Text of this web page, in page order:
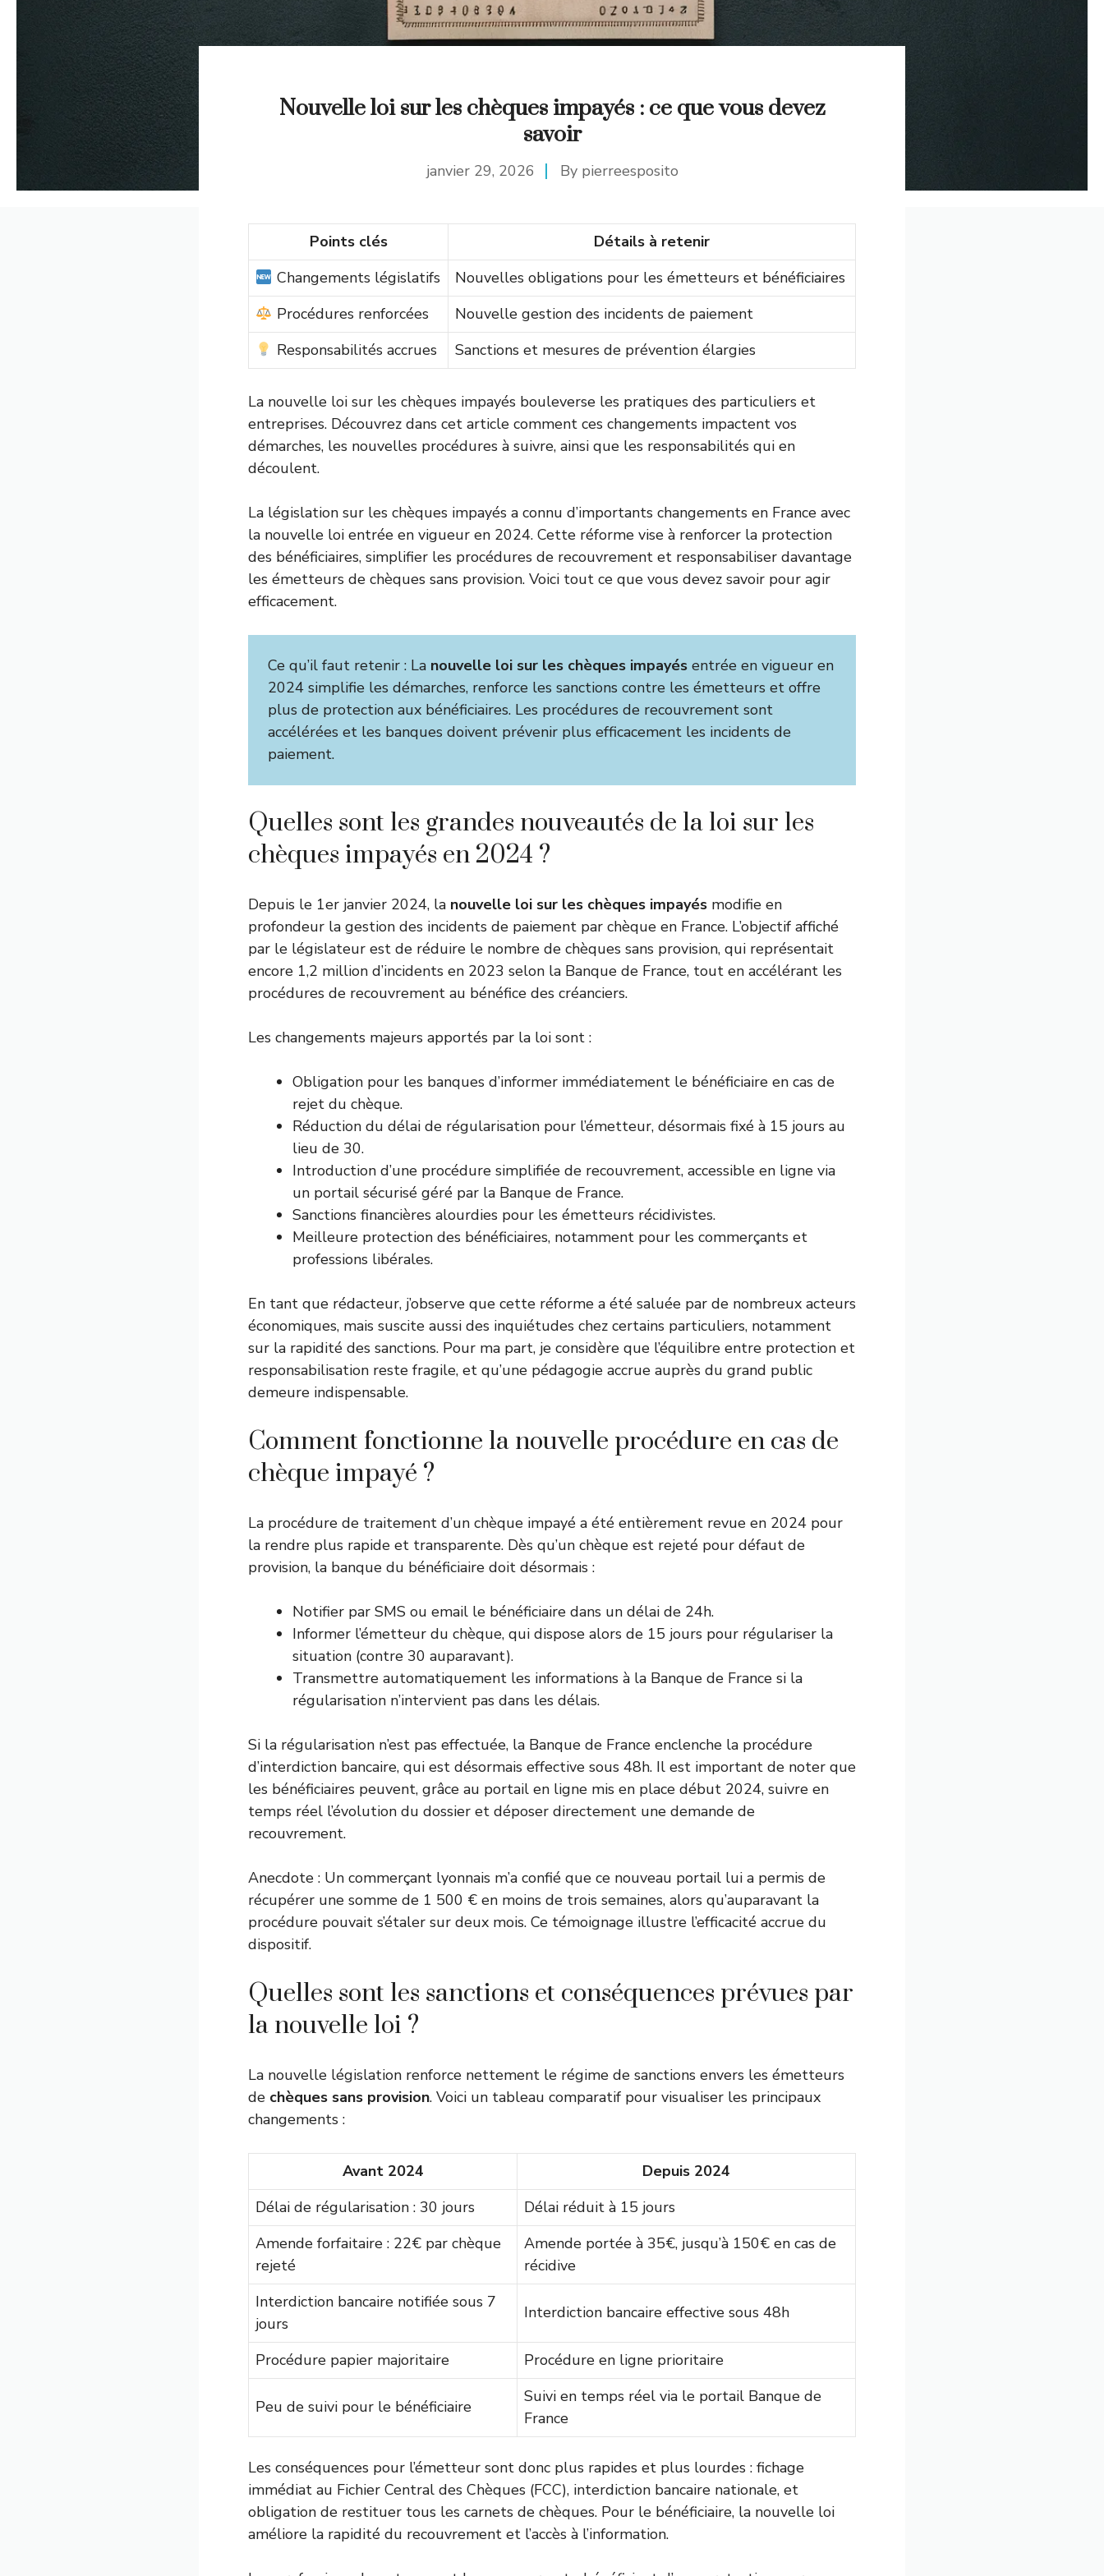
Nouvelle loi sur les chèques impayés : ce que vous devez
savoir
janvier 29, 2026 By pierreesposito
Points clés
Détails à retenir
Changements législatifs
Nouvelles obligations pour les émetteurs et bénéficiaires
Procédures renforcées
Nouvelle gestion des incidents de paiement
Responsabilités accrues
Sanctions et mesures de prévention élargies
La nouvelle loi sur les chèques impayés bouleverse les pratiques des particuliers et
entreprises. Découvrez dans cet article comment ces changements impactent vos
démarches, les nouvelles procédures à suivre, ainsi que les responsabilités qui en
découlent.
La législation sur les chèques impayés a connu d’importants changements en France avec
la nouvelle loi entrée en vigueur en 2024. Cette réforme vise à renforcer la protection
des bénéficiaires, simplifier les procédures de recouvrement et responsabiliser davantage
les émetteurs de chèques sans provision. Voici tout ce que vous devez savoir pour agir
efficacement.
Ce qu’il faut retenir : La nouvelle loi sur les chèques impayés entrée en vigueur en
2024 simplifie les démarches, renforce les sanctions contre les émetteurs et offre
plus de protection aux bénéficiaires. Les procédures de recouvrement sont
accélérées et les banques doivent prévenir plus efficacement les incidents de
paiement.
Quelles sont les grandes nouveautés de la loi sur les
chèques impayés en 2024 ?
Depuis le 1er janvier 2024, la nouvelle loi sur les chèques impayés modifie en
profondeur la gestion des incidents de paiement par chèque en France. L’objectif affiché
par le législateur est de réduire le nombre de chèques sans provision, qui représentait
encore 1,2 million d’incidents en 2023 selon la Banque de France, tout en accélérant les
procédures de recouvrement au bénéfice des créanciers.
Les changements majeurs apportés par la loi sont :
Obligation pour les banques d’informer immédiatement le bénéficiaire en cas de
rejet du chèque.
Réduction du délai de régularisation pour l’émetteur, désormais fixé à 15 jours au
lieu de 30.
Introduction d’une procédure simplifiée de recouvrement, accessible en ligne via
un portail sécurisé géré par la Banque de France.
Sanctions financières alourdies pour les émetteurs récidivistes.
Meilleure protection des bénéficiaires, notamment pour les commerçants et
professions libérales.
En tant que rédacteur, j’observe que cette réforme a été saluée par de nombreux acteurs
économiques, mais suscite aussi des inquiétudes chez certains particuliers, notamment
sur la rapidité des sanctions. Pour ma part, je considère que l’équilibre entre protection et
responsabilisation reste fragile, et qu’une pédagogie accrue auprès du grand public
demeure indispensable.
Comment fonctionne la nouvelle procédure en cas de
chèque impayé ?
La procédure de traitement d’un chèque impayé a été entièrement revue en 2024 pour
la rendre plus rapide et transparente. Dès qu’un chèque est rejeté pour défaut de
provision, la banque du bénéficiaire doit désormais :
Notifier par SMS ou email le bénéficiaire dans un délai de 24h.
Informer l’émetteur du chèque, qui dispose alors de 15 jours pour régulariser la
situation (contre 30 auparavant).
Transmettre automatiquement les informations à la Banque de France si la
régularisation n’intervient pas dans les délais.
Si la régularisation n’est pas effectuée, la Banque de France enclenche la procédure
d’interdiction bancaire, qui est désormais effective sous 48h. Il est important de noter que
les bénéficiaires peuvent, grâce au portail en ligne mis en place début 2024, suivre en
temps réel l’évolution du dossier et déposer directement une demande de
recouvrement.
Anecdote : Un commerçant lyonnais m’a confié que ce nouveau portail lui a permis de
récupérer une somme de 1 500 € en moins de trois semaines, alors qu’auparavant la
procédure pouvait s’étaler sur deux mois. Ce témoignage illustre l’efficacité accrue du
dispositif.
Quelles sont les sanctions et conséquences prévues par
la nouvelle loi ?
La nouvelle législation renforce nettement le régime de sanctions envers les émetteurs
de chèques sans provision. Voici un tableau comparatif pour visualiser les principaux
changements :
Avant 2024
Depuis 2024
Délai de régularisation : 30 jours
Délai réduit à 15 jours
Amende forfaitaire : 22€ par chèque
rejeté
Amende portée à 35€, jusqu’à 150€ en cas de
récidive
Interdiction bancaire notifiée sous 7
jours
Interdiction bancaire effective sous 48h
Procédure papier majoritaire Procédure en ligne prioritaire
Peu de suivi pour le bénéficiaire
Suivi en temps réel via le portail Banque de
France
Les conséquences pour l’émetteur sont donc plus rapides et plus lourdes : fichage
immédiat au Fichier Central des Chèques (FCC), interdiction bancaire nationale, et
obligation de restituer tous les carnets de chèques. Pour le bénéficiaire, la nouvelle loi
améliore la rapidité du recouvrement et l’accès à l’information.